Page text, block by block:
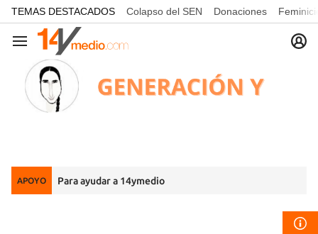
common.go-to-content
TEMAS DESTACADOS Colapso del SEN Donaciones
Navegación
APOYO Para ayudar a 14ymedio